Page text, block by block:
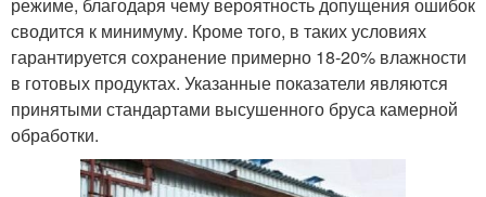
режиме, благодаря чему вероятность допущения ошибок
сводится к минимуму. Кроме того, в таких условиях
гарантируется сохранение примерно 18-20% влажности
в готовых продуктах. Указанные показатели являются
принятыми стандартами высушенного бруса камерной
обработки.